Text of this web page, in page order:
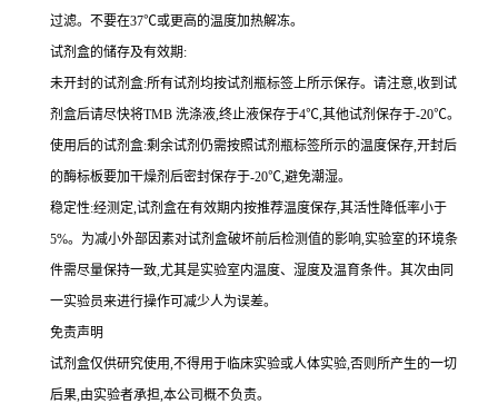
过滤。不要在37℃或更高的温度加热解冻。
试剂盒的储存及有效期:
未开封的试剂盒:所有试剂均按试剂瓶标签上所示保存。请注意,收到试
剂盒后请尽快将TMB 洗涤液,终止液保存于4℃,其他试剂保存于-20℃。
使用后的试剂盒:剩余试剂仍需按照试剂瓶标签所示的温度保存,开封后
的酶标板要加干燥剂后密封保存于-20℃,避免潮湿。
稳定性:经测定,试剂盒在有效期内按推荐温度保存,其活性降低率小于
5%。为减小外部因素对试剂盒破坏前后检测值的影响,实验室的环境条
件需尽量保持一致,尤其是实验室内温度、湿度及温育条件。其次由同
一实验员来进行操作可减少人为误差。
免责声明
试剂盒仅供研究使用,不得用于临床实验或人体实验,否则所产生的一切
后果,由实验者承担,本公司概不负责。